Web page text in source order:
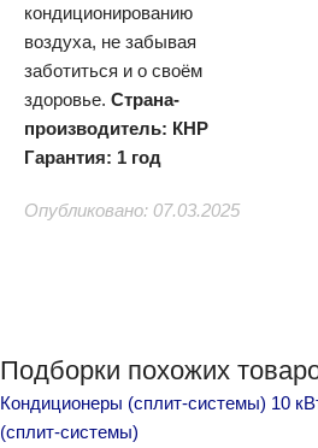
кондиционированию
воздуха, не забывая
заботиться и о своём
здоровье. Страна-
производитель: КНР
Гарантия: 1 год
Опубликовано: 07.03.2025
Подборки похожих
Кондиционеры (сплит-системы) 10
(сплит-системы)